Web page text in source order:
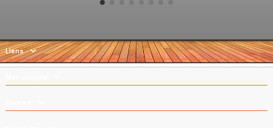
Liens